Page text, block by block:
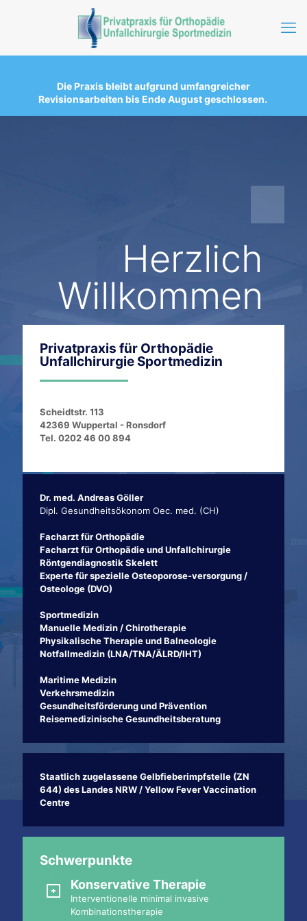
Die Praxis bleibt aufgrund umfangreicher
Revisionsarbeiten bis Ende August geschlossen.
Herzlich
Willkommen
Privatpraxis für Orthopädie
Unfallchirurgie Sportmedizin
Scheidtstr. 113
42369 Wuppertal - Ronsdorf
Tel. 0202 46 00 894
Dr. med. Andreas Göller
Dipl. Gesundheitsökonom Oec. med. (CH)
Facharzt für Orthopädie
Facharzt für Orthopädie und Unfallchirurgie
Röntgendiagnostik Skelett
Experte für spezielle Osteoporose-versorgung /
Osteologe (DVO)
Sportmedizin
Manuelle Medizin / Chirotherapie
Physikalische Therapie und Balneologie
Notfallmedizin (LNA/TNA/ÄLRD/IHT)
Maritime Medizin
Verkehrsmedizin
Gesundheitsförderung und Prävention
Reisemedizinische Gesundheitsberatung
Staatlich zugelassene Gelbfieberimpfstelle (ZN
644) des Landes NRW / Yellow Fever Vaccination
Centre
Schwerpunkte
Konservative Therapie
Interventionelle minimal invasive
Kombinationstherapie